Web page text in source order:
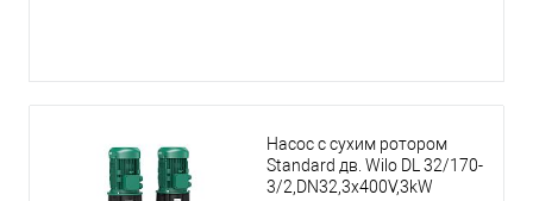
Насос с сухим ротором
Standard дв. Wilo DL 32/170-
3/2,DN32,3x400V,3kW